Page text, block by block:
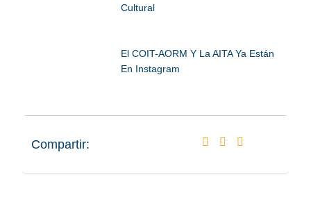
Cultural
El COIT-AORM Y La AITA Ya Están
En Instagram
Compartir: